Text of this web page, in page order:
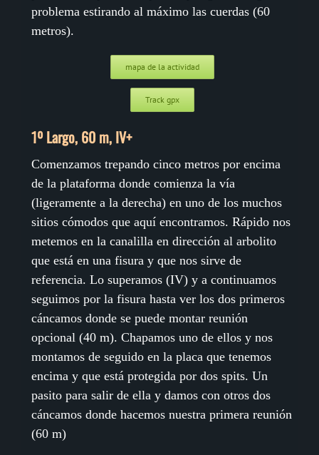
problema estirando al máximo las cuerdas (60
metros).
mapa de la actividad
Track gpx
1º Largo, 60 m, IV+
Comenzamos trepando cinco metros por encima
de la plataforma donde comienza la vía
(ligeramente a la derecha) en uno de los muchos
sitios cómodos que aquí encontramos. Rápido nos
metemos en la canalilla en dirección al arbolito
que está en una fisura y que nos sirve de
referencia. Lo superamos (IV) y a continuamos
seguimos por la fisura hasta ver los dos primeros
cáncamos donde se puede montar reunión
opcional (40 m). Chapamos uno de ellos y nos
montamos de seguido en la placa que tenemos
encima y que está protegida por dos spits. Un
pasito para salir de ella y damos con otros dos
cáncamos donde hacemos nuestra primera reunión
(60 m)